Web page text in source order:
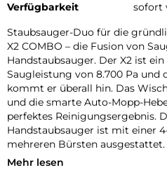
Verfügbarkeit
sofort
Staubsauger-Duo für die
X2 COMBO – die Fusion von
Handstaubsauger. Der X2 ist
Saugleistung von 8.700 Pa und
kommt er überall hin. Das
und die smarte Auto-Mopp-
perfektes Reinigungsergebnis.
Handstaubsauger ist mit einer
mehreren Bürsten ausgestattet.
Doppelte automatische
Mehr lesen